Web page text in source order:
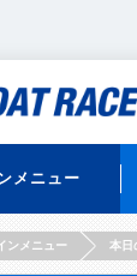
メニュー
ンメニュー 本日